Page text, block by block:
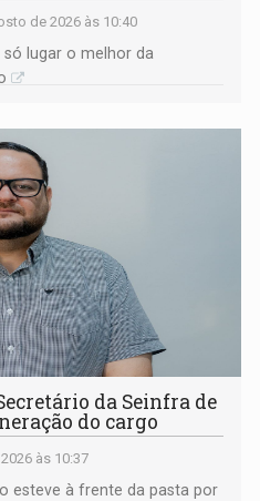
de 2026 às 10:40
lugar o melhor da
da Seinfra de
do cargo
às 10:37
esteve à frente da pasta por